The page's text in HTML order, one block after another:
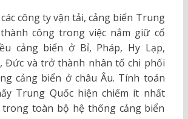
công ty vận tải, cảng biển Trung
công trong việc nắm giữ cổ
cảng biển ở Bỉ, Pháp, Hy Lạp,
Đức và trở thành nhân tố chi phối
cảng biển ở châu Âu. Tính toán
Trung Quốc hiện chiếm ít nhất
trong toàn bộ hệ thống cảng biển